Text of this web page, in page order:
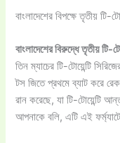
বাংলাদেশের বিপক্ষে তৃতীয়
বাংলাদেশের বিরুদ্ধে তৃতীয় টি-
তিন ম্যাচের টি-টোয়েন্টি
টস জিতে প্রথমে ব্যাট করে
রান করেছে, যা টি-টোয়েন্টি
আপনাকে বলি, এটি এই